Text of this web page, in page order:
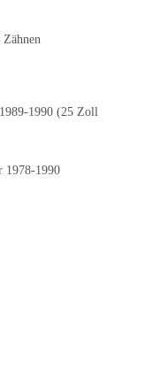
1990 (25 Zoll
1978-1990